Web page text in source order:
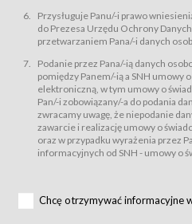
dnia 18 lipca 2002 r. o świadczeniu
r., Nr 144, poz. 1204, z późń. zm.).
Na zasadach określonych w
Usługobiorca przed rozpoczęciem
zapoznać się z Regulaminem.
usługi newsletter za pośrednictwem
zamieszczonego na stronach Serwisu
Usługobiorców wymaga akceptacji
Usługobiorca zobowiązany jest do
od chwili rozpoczęcia korzystania z
Regulamin jest udostępniony
Warunki techniczne korzystania z Usług
Przysługuje Panu/-i prawo
do Prezesa Urzędu Ochrony
przetwarzaniem Pana/-i danych
Podanie przez Pana/-ią danych
pomiędzy Panem/-ią a SNH umowy
elektroniczną, w tym umowy o
Pan/-i zobowiązany/-a do podania
zwracamy uwagę, że niepodanie
zawarcie i realizację umowy o
oraz w przypadku wyrażenia przez
informacyjnych od SNH - umowy o
Chcę otrzymywać informacyjne